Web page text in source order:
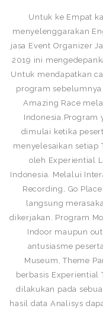
Untuk ke Empat
menyelenggarakan
jasa Event Organizer
2019 ini
Untuk mendapatkan
program
Amazing Race
Indonesia.Program
dimulai ketika
menyelesaikan setiap
oleh Experiential
Indonesia. Melalui
Recording, Go
langsung
dikerjakan. Program
Indoor maupun
antusiasme
Museum, Theme
berbasis Experiential
dilakukan pada
hasil data Analisys